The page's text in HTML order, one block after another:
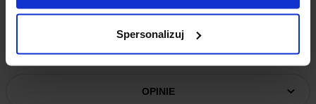
Spersonalizuj
Przydatne linki:
Wymiary obudowy Kradex Z96JH
OPINIE